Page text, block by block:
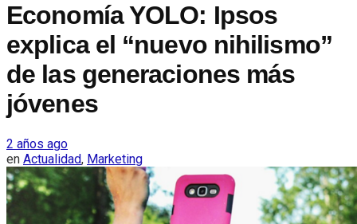
Economía YOLO: Ipsos
explica el “nuevo nihilismo”
de las generaciones más
jóvenes
2 años ago
en Actualidad, Marketing